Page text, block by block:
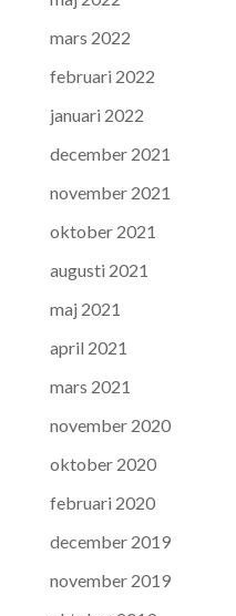
mars 2022
februari 2022
januari 2022
december 2021
november 2021
oktober 2021
augusti 2021
maj 2021
april 2021
mars 2021
november 2020
oktober 2020
februari 2020
december 2019
november 2019